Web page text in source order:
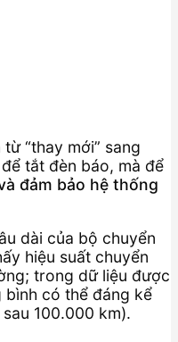
“thay mới” sang
tắt đèn báo, mà để
đảm bảo hệ thống
dài của bộ chuyển
hiệu suất chuyển
trong dữ liệu được
có thể đáng kể
100.000 km).